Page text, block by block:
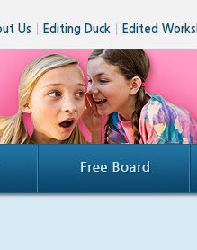
Us Editing Duck Edited